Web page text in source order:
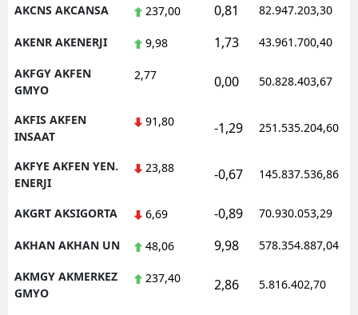
Kahramanmaraş
Nevşehir
Niğde
Ordu
AKCNS AKCANSA 237,00 0,81 82.947.203,30
AKENR AKENERJI 9,98 1,73 43.961.700,40
AKFGY AKFEN
GMYO
2,77 0,00 50.828.403,67
AKFIS AKFEN
INSAAT
91,80 -1,29 251.535.204,60
AKFYE AKFEN YEN.
ENERJI
23,88 -0,67 145.837.536,86
AKGRT AKSIGORTA 6,69 -0,89 70.930.053,29
AKHAN AKHAN UN 48,06 9,98 578.354.887,04
AKMGY AKMERKEZ
GMYO
237,40 2,86 5.816.402,70